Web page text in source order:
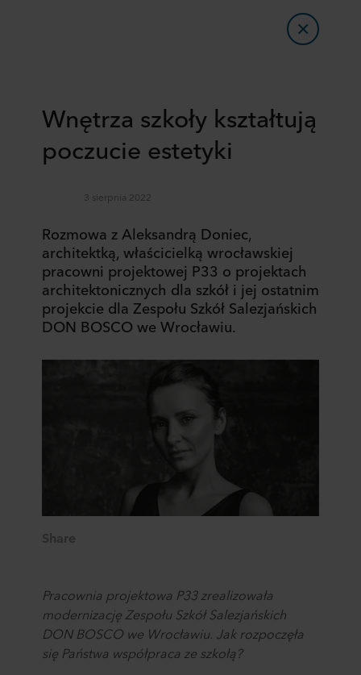
Wnętrza szkoły kształtują
poczucie estetyki
3 sierpnia 2022
Rozmowa z Aleksandrą Doniec,
architektką, właścicielką wrocławskiej
pracowni projektowej P33 o projektach
architektonicznych dla szkół i jej ostatnim
projekcie dla Zespołu Szkół Salezjańskich
DON BOSCO we Wrocławiu.
Share
Pracownia projektowa P33 zrealizowała
modernizację Zespołu Szkół Salezjańskich
DON BOSCO we Wrocławiu . Jak rozpoczęła
się Państwa współpraca ze szkołą?